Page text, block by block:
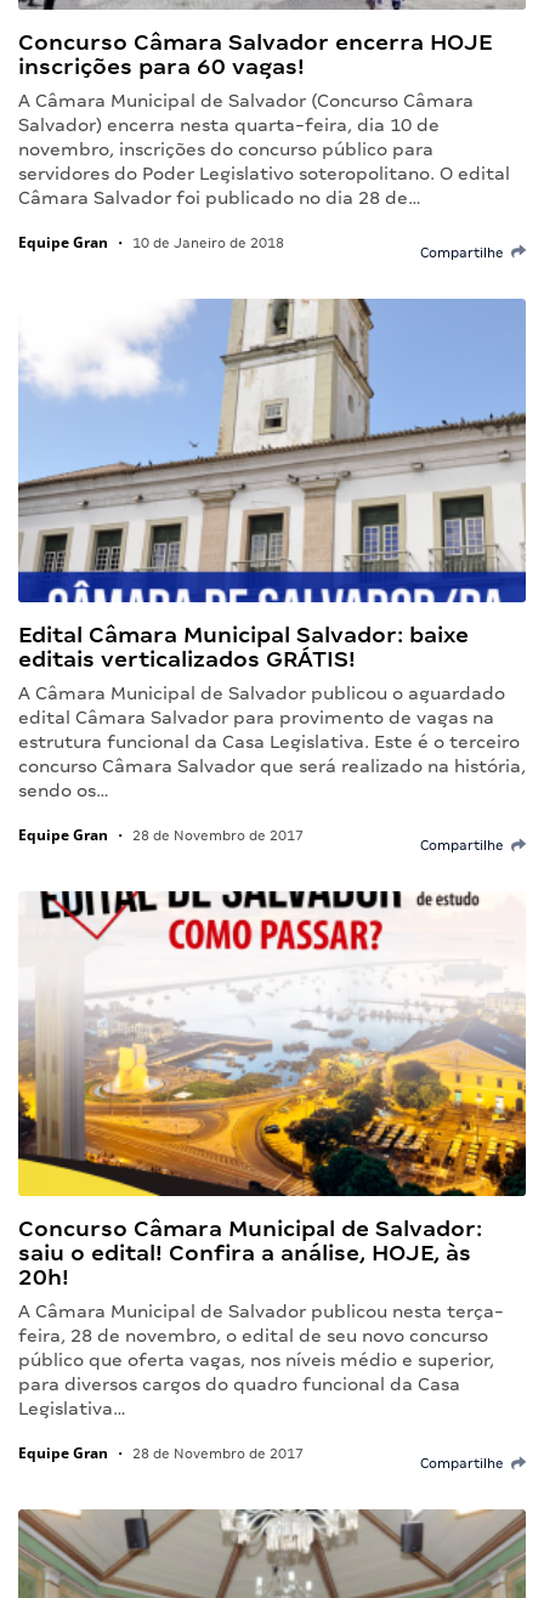
Concurso Câmara Salvador encerra HOJE
inscrições para 60 vagas!
A Câmara Municipal de Salvador (Concurso Câmara
Salvador) encerra nesta quarta-feira, dia 10 de
novembro, inscrições do concurso público para
servidores do Poder Legislativo soteropolitano. O edital
Câmara Salvador foi publicado no dia 28 de…
Equipe Gran • 10 de Janeiro de 2018
Compartilhe
Edital Câmara Municipal Salvador: baixe
editais verticalizados GRÁTIS!
A Câmara Municipal de Salvador publicou o aguardado
edital Câmara Salvador para provimento de vagas na
estrutura funcional da Casa Legislativa. Este é o terceiro
concurso Câmara Salvador que será realizado na história,
sendo os…
Equipe Gran • 28 de Novembro de 2017
Compartilhe
Concurso Câmara Municipal de Salvador:
saiu o edital! Confira a análise, HOJE, às
20h!
A Câmara Municipal de Salvador publicou nesta terça-
feira, 28 de novembro, o edital de seu novo concurso
público que oferta vagas, nos níveis médio e superior,
para diversos cargos do quadro funcional da Casa
Legislativa…
Equipe Gran • 28 de Novembro de 2017
Compartilhe